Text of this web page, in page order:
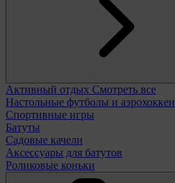
Активный отдых Смотреть все
Настольные футболы и аэрохоккеи
Спортивные игры
Батуты
Садовые качели
Аксессуары для батутов
Роликовые коньки